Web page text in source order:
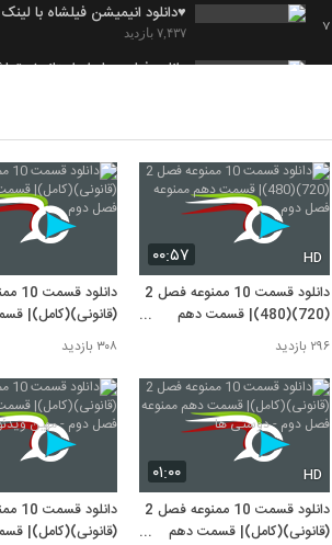
7
♥دانلود انیمیشن فیلشاه با
۷,۴۳۷ بازدید
دانلود فیلم چهارراه استانبول-
جمشیدی
۷,۰۹۳ بازدید
10
¤دانلود فیلم خجات نکش¤
۵,۸۱۵ بازدید
۰۰:۵۷ HD
دانلود قسمت 10 ممنوعه فصل 2
(720)(480)| قسمت دهم
ممنوعه فصل دوم
۲۹۶ بازدید
(قانونی)(کامل)|
ممنوعه فصل دوم
۳۰۸ بازدید
۰۱:۰۰ HD
دانلود قسمت 10 ممنوعه فصل 2
(قانونی)(کامل)| قسمت دهم
(قانونی)(کامل)|